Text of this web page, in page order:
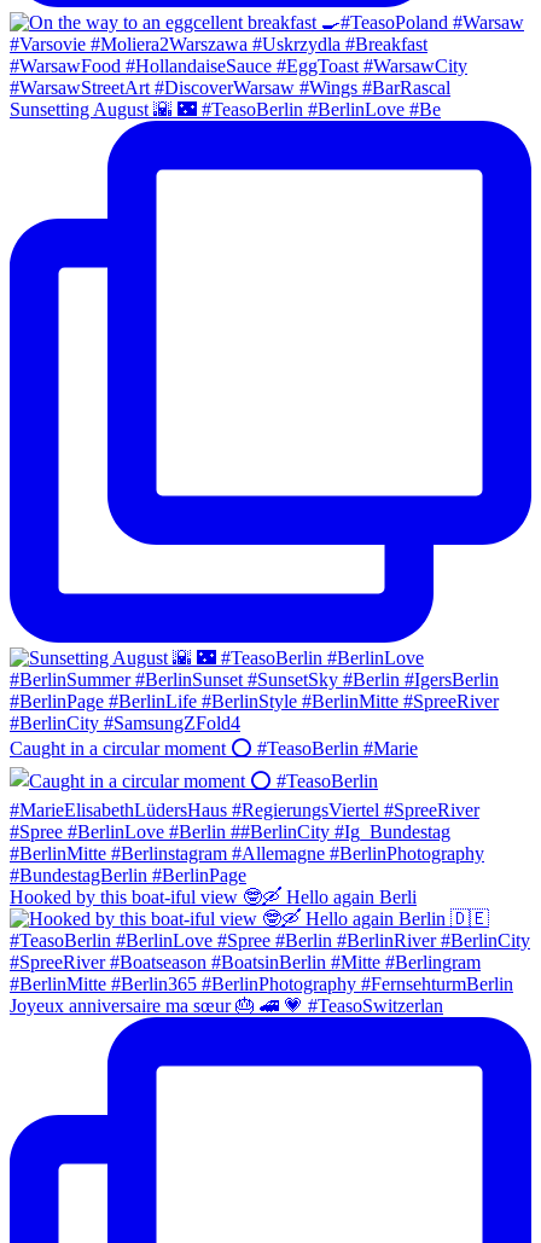
Sunsetting August 🌇 🌃 #TeasoBerlin #BerlinLove #Be
Caught in a circular moment ⭕️ #TeasoBerlin #Marie
Hooked by this boat-iful view 🤓🛶 Hello again Berli
Joyeux anniversaire ma sœur 🎂 🚄 💗 #TeasoSwitzerlan